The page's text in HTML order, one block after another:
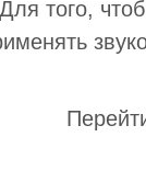
того,